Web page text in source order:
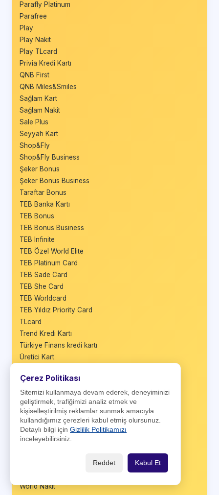
Parafly Platinum
Parafree
Play
Play Nakit
Play TLcard
Privia Kredi Kartı
QNB First
QNB Miles&Smiles
Sağlam Kart
Sağlam Nakit
Sale Plus
Seyyah Kart
Shop&Fly
Shop&Fly Business
Şeker Bonus
Şeker Bonus Business
Taraftar Bonus
TEB Banka Kartı
TEB Bonus
TEB Bonus Business
TEB Infinite
TEB Özel World Elite
TEB Platinum Card
TEB Sade Card
TEB She Card
TEB Worldcard
TEB Yıldız Priority Card
TLcard
Trend Kredi Kartı
Türkiye Finans kredi kartı
Üretici Kart
VakıfBank BusinessCard
VakıfBank Platinum Plus
Vakıfbank TercihKart
VakıfBank Worldcard
Wings
Wings Black
World Nakit
Çerez Politikası
Sitemizi kullanmaya devam ederek, deneyiminizi
geliştirmek, trafiğimizi analiz etmek ve
kişiselleştirilmiş reklamlar sunmak amacıyla
kullandığımız çerezleri kabul etmiş olursunuz.
Detaylı bilgi için Gizlilik Politikamızı
inceleyebilirsiniz.
Reddet Kabul Et